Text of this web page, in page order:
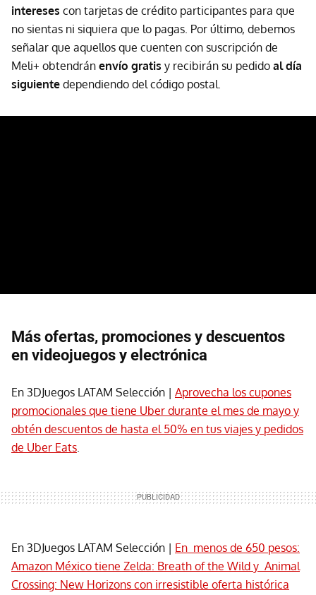
intereses con tarjetas de crédito participantes para que
no sientas ni siquiera que lo pagas. Por último, debemos
señalar que aquellos que cuenten con suscripción de
Meli+ obtendrán envío gratis y recibirán su pedido al día
siguiente dependiendo del código postal.
Más ofertas, promociones y descuentos
en videojuegos y electrónica
En 3DJuegos LATAM Selección | Aprovecha los cupones
promocionales que tiene Uber durante el mes de mayo y
obtén descuentos de hasta el 50% en tus viajes y pedidos
de Uber Eats.
En 3DJuegos LATAM Selección | En menos de 650 pesos:
Amazon México tiene Zelda: Breath of the Wild y Animal
Crossing: New Horizons con irresistible oferta histórica